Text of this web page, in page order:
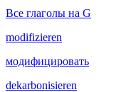
Все глаголы на G
modifizieren
модифицировать
dekarbonisieren